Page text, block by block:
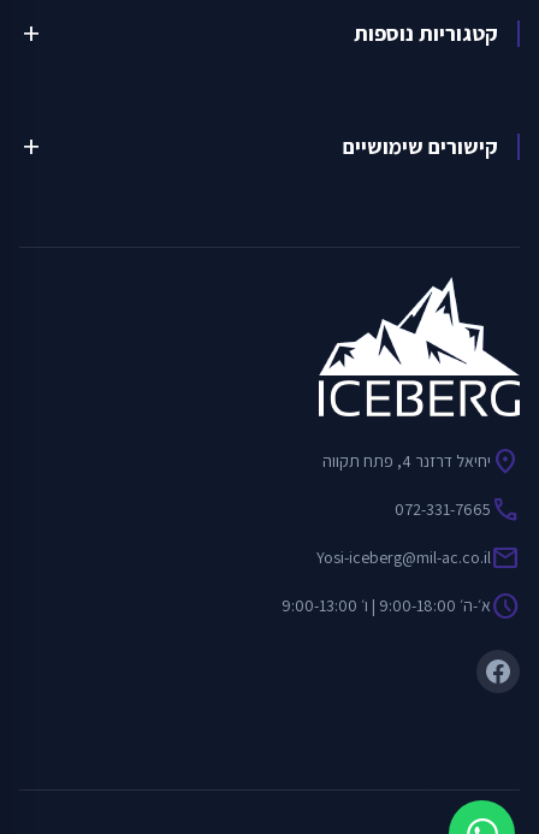
קטגוריות נוספות add
קישורים שימושיים add
location_on יחיאל דרזנר 4, פתח תקווה
call
072-331-7665
mail
Yosi-iceberg@mil-ac.co.il
scheduleא׳-ה׳ 9:00-18:00 | ו׳ 9:00-13:00